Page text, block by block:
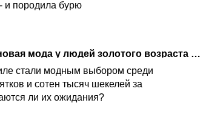
и породила бурю
100 тысяч шекелей на красоту: новая мода у людей золотого возраста в Израиле
стали модным выбором среди
и сотен тысяч шекелей за
ли их ожидания?